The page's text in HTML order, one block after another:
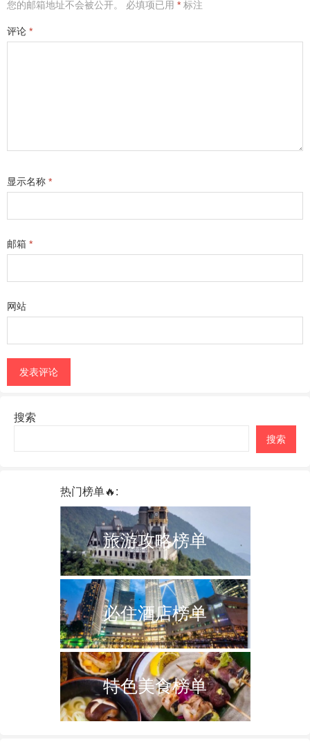
您的邮箱地址不会被公开。 必填项已用 * 标注
评论 *
显示名称 *
邮箱 *
网站
搜索
搜索
热门榜单🔥:
旅游攻略榜单
必住酒店榜单
特色美食榜单